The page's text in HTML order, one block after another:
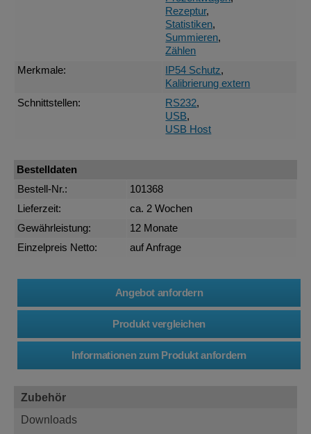
Rezeptur,
Statistiken,
Summieren,
Zählen
Merkmale:
IP54 Schutz,
Kalibrierung extern
Schnittstellen:
RS232,
USB,
USB Host
Bestelldaten
Bestell-Nr.:
101368
Lieferzeit:
ca. 2 Wochen
Gewährleistung:
12 Monate
Einzelpreis Netto:
auf Anfrage
Zubehör
Downloads